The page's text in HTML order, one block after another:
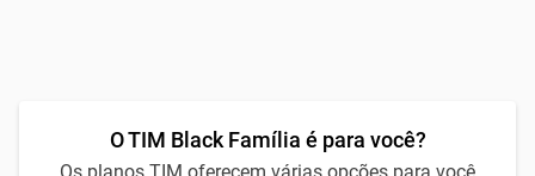
O TIM Black Família é para você?